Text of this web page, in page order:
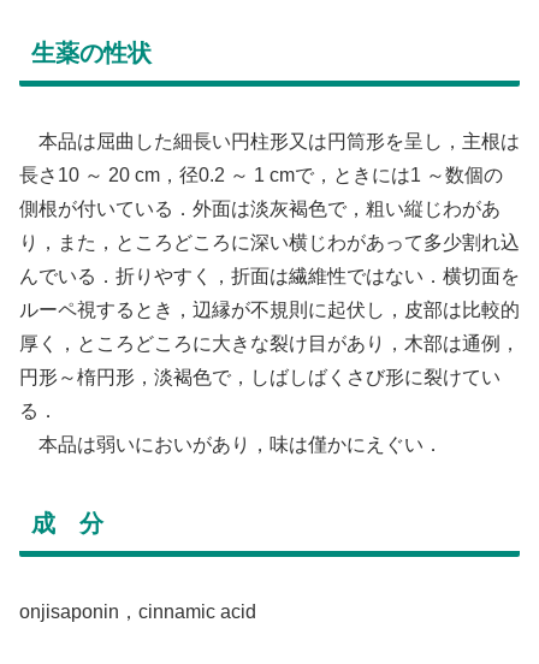
生薬の性状
本品は屈曲した細長い円柱形又は円筒形を呈し，主根は
長さ10 ～ 20 cm，径0.2 ～ 1 cmで，ときには1 ～数個の
側根が付いている．外面は淡灰褐色で，粗い縦じわがあ
り，また，ところどころに深い横じわがあって多少割れ込
んでいる．折りやすく，折面は繊維性ではない．横切面を
ルーペ視するとき，辺縁が不規則に起伏し，皮部は比較的
厚く，ところどころに大きな裂け目があり，木部は通例，
円形～楕円形，淡褐色で，しばしばくさび形に裂けてい
る．
本品は弱いにおいがあり，味は僅かにえぐい．
成 分
onjisaponin，cinnamic acid